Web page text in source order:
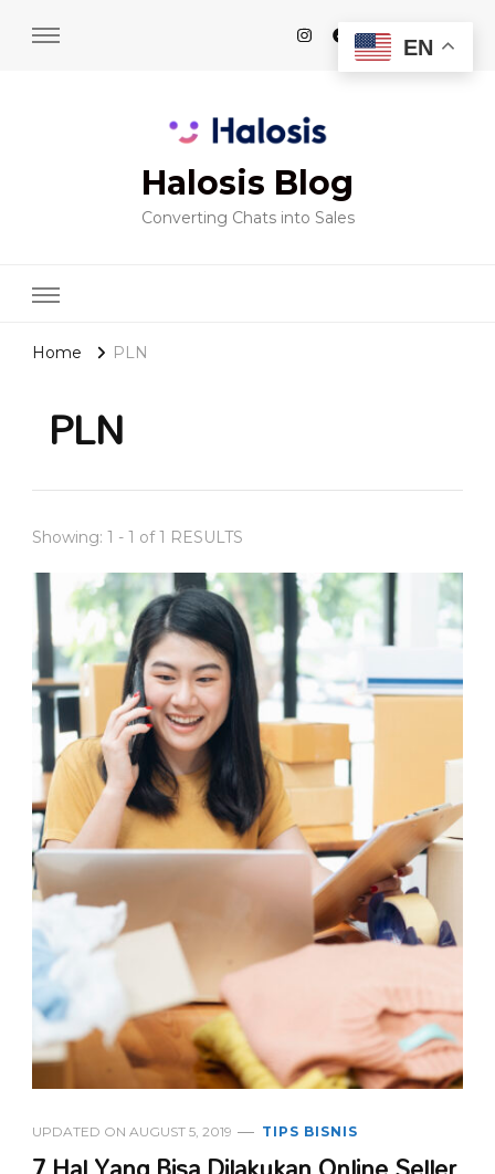
Halosis Blog
Converting Chats into Sales
Home PLN
PLN
Showing: 1 - 1 of 1 RESULTS
UPDATED ON AUGUST 5, 2019 TIPS BISNIS
EN